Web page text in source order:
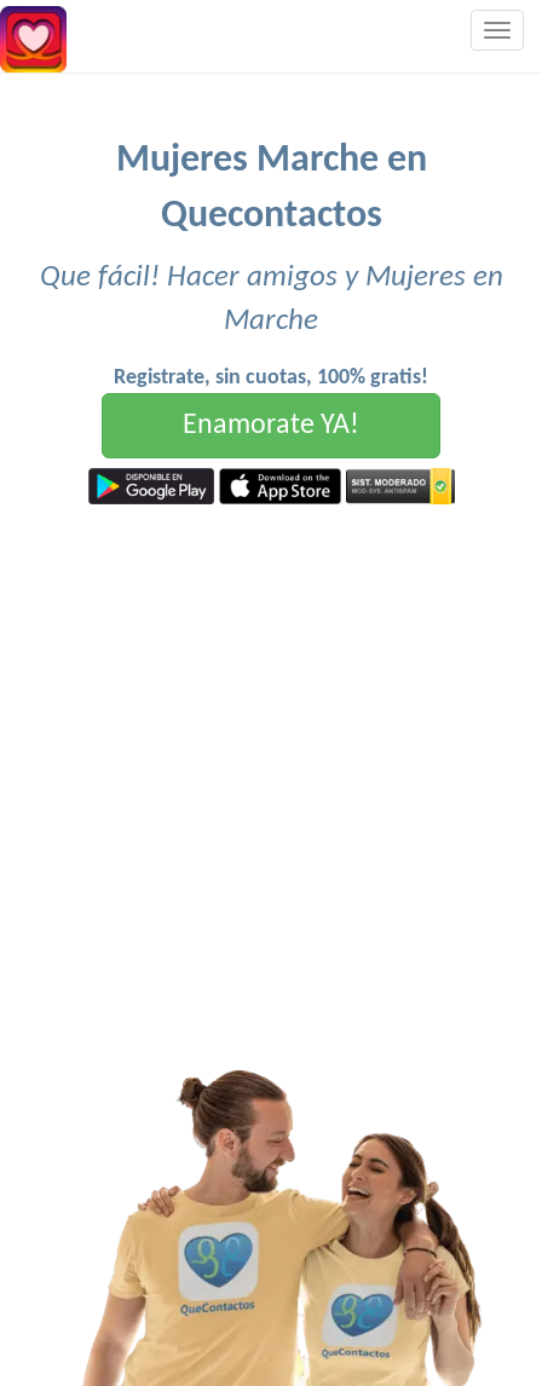
Mujeres Marche en
Quecontactos
Que fácil! Hacer amigos y Mujeres en
Marche
Registrate, sin cuotas, 100% gratis!
Enamorate YA!